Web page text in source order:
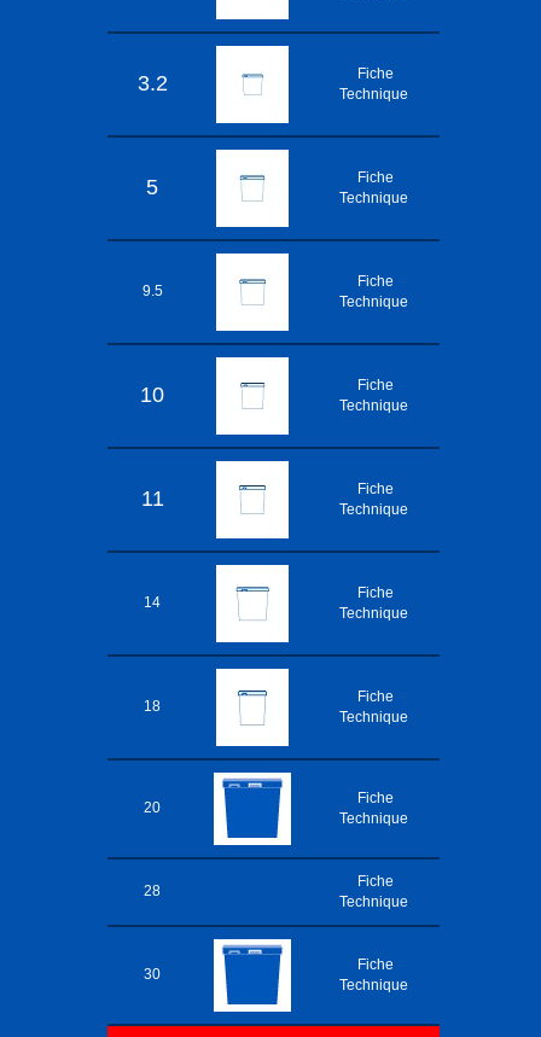
3.2
Fiche
Technique
5
Fiche
Technique
9.5
Fiche
Technique
10
Fiche
Technique
11
Fiche
Technique
14
Fiche
Technique
18
Fiche
Technique
20
Fiche
Technique
28
Fiche
Technique
30
Fiche
Technique